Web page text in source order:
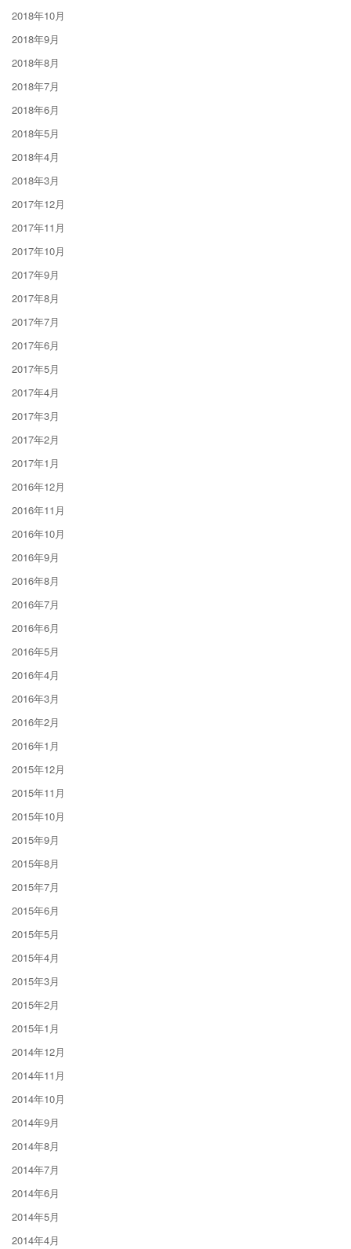
2018年10月
2018年9月
2018年8月
2018年7月
2018年6月
2018年5月
2018年4月
2018年3月
2017年12月
2017年11月
2017年10月
2017年9月
2017年8月
2017年7月
2017年6月
2017年5月
2017年4月
2017年3月
2017年2月
2017年1月
2016年12月
2016年11月
2016年10月
2016年9月
2016年8月
2016年7月
2016年6月
2016年5月
2016年4月
2016年3月
2016年2月
2016年1月
2015年12月
2015年11月
2015年10月
2015年9月
2015年8月
2015年7月
2015年6月
2015年5月
2015年4月
2015年3月
2015年2月
2015年1月
2014年12月
2014年11月
2014年10月
2014年9月
2014年8月
2014年7月
2014年6月
2014年5月
2014年4月